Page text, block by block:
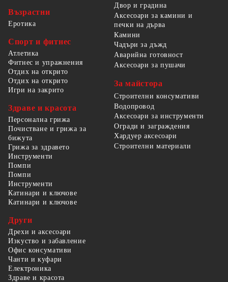
Възрастни
Еротика
Спорт и фитнес
Атлетика
Фитнес и упражнения
Отдих на открито
Отдих на открито
Игри на закрито
Здраве и красота
Персонална грижа
Почистване и грижа за
бижута
Грижа за здравето
Двор и градина
Аксесоари за камини и
печки на дърва
Камини
Чадъри за дъжд
Аварийна готовност
Аксесоари за пушачи
За майстора
Строителни консумативи
Водопровод
Аксесоари за инструменти
Огради и заграждения
Хардуер аксесоари
Строителни материали
Инструменти
Помпи
Помпи
Инструменти
Катинари и ключове
Катинари и ключове
Други
Дрехи и аксесоари
Изкуство и забавление
Офис консумативи
Чанти и куфари
Електроника
Здраве и красота